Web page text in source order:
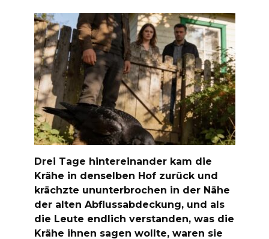
Drei Tage hintereinander kam die
Krähe in denselben Hof zurück und
krächzte ununterbrochen in der Nähe
der alten Abflussabdeckung, und als
die Leute endlich verstanden, was die
Krähe ihnen sagen wollte, waren sie